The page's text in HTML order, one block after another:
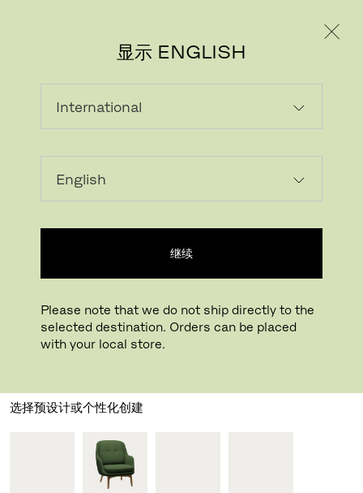
显示 ENGLISH
继续
Please note that we do not ship directly to the
selected destination. Orders can be placed
with your local store.
FRI™
选择预设计或个性化创建